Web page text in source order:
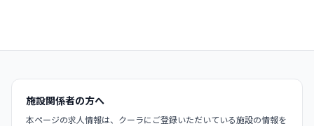
施設関係者の方へ
本ページの求人情報は、クーラにご登録いただいている施設の情報を